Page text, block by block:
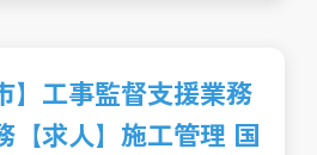
】工事監督支援業務
【求人】施工管理 国